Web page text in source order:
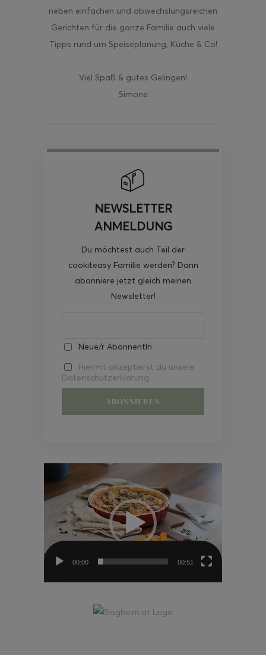
neben einfachen und abwechslungsreichen
Gerichten für die ganze Familie auch viele
Tipps rund um Speiseplanung, Küche & Co!
Viel Spaß & gutes Gelingen!
Simone
NEWSLETTER
ANMELDUNG
Du möchtest auch Teil der
cookiteasy Familie werden? Dann
abonniere jetzt gleich meinen
Newsletter!
Neue/r AbonnentIn
Hiermit akzeptierst du unsere
Datenschutzerklärung.
Video-
00:00 00:51